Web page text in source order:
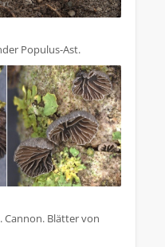
Populus-Ast.
Cannon. Blätter von